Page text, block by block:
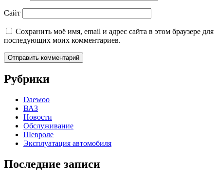
Сайт
Сохранить моё имя, email и адрес сайта в этом браузере для
последующих моих комментариев.
Рубрики
Daewoo
ВАЗ
Новости
Обслуживание
Шевроле
Эксплуатация автомобиля
Последние записи